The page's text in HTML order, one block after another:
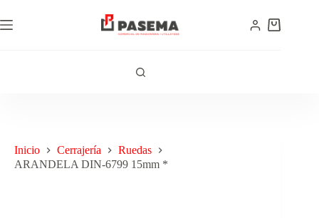
Inicio Cerrajería
Ruedas
ARANDELA DIN-6799 15mm *